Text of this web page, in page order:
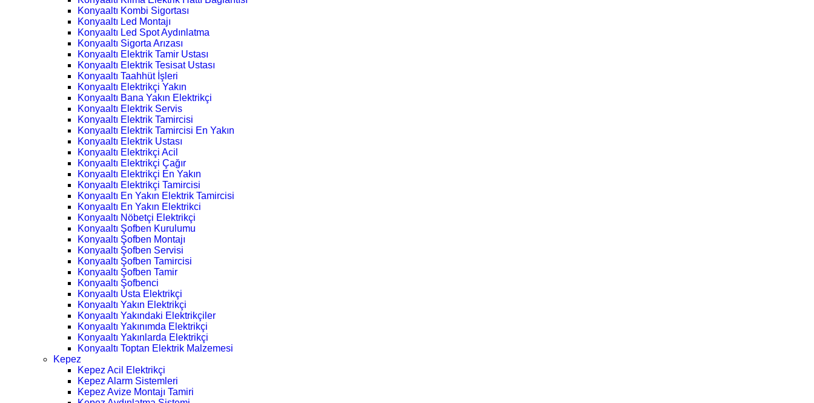
Konyaaltı Kombi Sigortası
Konyaaltı Led Montajı
Konyaaltı Led Spot Aydınlatma
Konyaaltı Sigorta Arızası
Konyaaltı Elektrik Tamir Ustası
Konyaaltı Elektrik Tesisat Ustası
Konyaaltı Taahhüt İşleri
Konyaaltı Elektrikçi Yakın
Konyaaltı Bana Yakın Elektrikçi
Konyaaltı Elektrik Servis
Konyaaltı Elektrik Tamircisi
Konyaaltı Elektrik Tamircisi En Yakın
Konyaaltı Elektrik Ustası
Konyaaltı Elektrikçi Acil
Konyaaltı Elektrikçi Çağır
Konyaaltı Elektrikçi En Yakın
Konyaaltı Elektrikçi Tamircisi
Konyaaltı En Yakın Elektrik Tamircisi
Konyaaltı En Yakın Elektrikci
Konyaaltı Nöbetçi Elektrikçi
Konyaaltı Şofben Kurulumu
Konyaaltı Şofben Montajı
Konyaaltı Şofben Servisi
Konyaaltı Şofben Tamircisi
Konyaaltı Şofben Tamir
Konyaaltı Şofbenci
Konyaaltı Usta Elektrikçi
Konyaaltı Yakın Elektrikçi
Konyaaltı Yakındaki Elektrikçiler
Konyaaltı Yakınımda Elektrikçi
Konyaaltı Yakınlarda Elektrikçi
Konyaaltı Toptan Elektrik Malzemesi
Kepez
Kepez Acil Elektrikçi
Kepez Alarm Sistemleri
Kepez Avize Montajı Tamiri